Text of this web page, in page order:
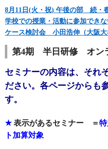
8月11日(火・祝) 午後の部 続・
学校での授業・活動に参加でき
ケース検討会 小田浩伸（大阪大
第4期 半日研修 オン
セミナーの内容は、それ
ださい。各ページからも
す。
★表示があるセミナー ＝
ト加算対象